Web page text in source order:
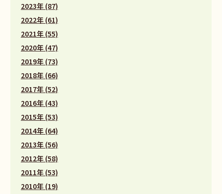
2023年 (87)
2022年 (61)
2021年 (55)
2020年 (47)
2019年 (73)
2018年 (66)
2017年 (52)
2016年 (43)
2015年 (53)
2014年 (64)
2013年 (56)
2012年 (58)
2011年 (53)
2010年 (19)